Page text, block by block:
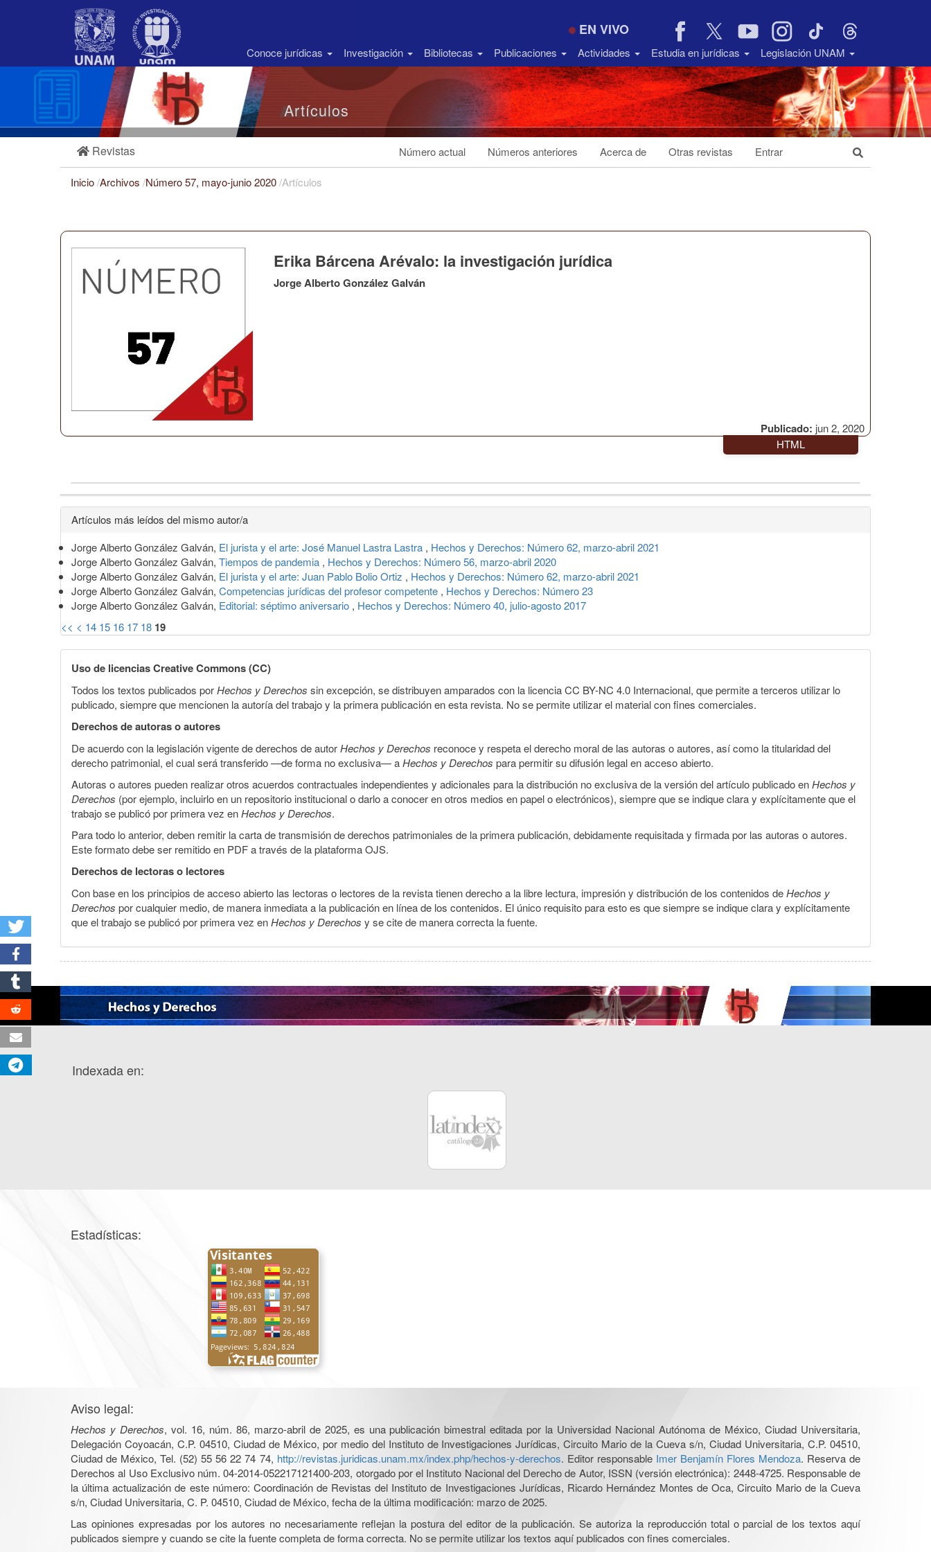
Barra
EN VIVO
Conoce jurídicas Investigación Bibliotecas Publicaciones Actividades Estudia en jurídicas Legislación UNAM
Artículos
Revistas Número actual Números anteriores Acerca de Otras revistas Entrar
Inicio/Archivos /Número 57, mayo-junio 2020/Artículos
Publicado: jun 2, 2020
Erika Bárcena Arévalo: la investigación jurídica
Jorge Alberto González Galván
HTML
Detalles
del
artículo
Artículos más leídos del mismo autor/a
Jorge Alberto González Galván, El jurista y el arte: José Manuel Lastra Lastra , Hechos y Derechos: Número 62, marzo-abril 2021
Jorge Alberto González Galván, Tiempos de pandemia , Hechos y Derechos: Número 56, marzo-abril 2020
Jorge Alberto González Galván, El jurista y el arte: Juan Pablo Bolio Ortiz , Hechos y Derechos: Número 62, marzo-abril 2021
Jorge Alberto González Galván, Competencias jurídicas del profesor competente , Hechos y Derechos: Número 23
Jorge Alberto González Galván, Editorial: séptimo aniversario , Hechos y Derechos: Número 40, julio-agosto 2017
<< < 14 15 16 17 18 19
Uso de licencias Creative Commons (CC)
Todos los textos publicados porHechos y Derechos sin excepción, se distribuyen amparados con la licencia CC BY-NC 4.0 Internacional, que permite a terceros utilizar lo
publicado, siempre que mencionen la autoría del trabajo y la primera publicación en esta revista. No se permite utilizar el material con fines comerciales.
Derechos de autoras o autores
De acuerdo con la legislación vigente de derechos de autorHechos y Derechos reconoce y respeta el derecho moral de las autoras o autores, así como la titularidad del
derecho patrimonial, el cual será transferido —de forma no exclusiva— aHechos y Derechos para permitir su difusión legal en acceso abierto.
Autoras o autores pueden realizar otros acuerdos contractuales independientes y adicionales para la distribución no exclusiva de la versión del artículo publicado enHechos y
Derechos (por ejemplo, incluirlo en un repositorio institucional o darlo a conocer en otros medios en papel o electrónicos), siempre que se indique clara y explícitamente que el
trabajo se publicó por primera vez enHechos y Derechos.
Para todo lo anterior, deben remitir la carta de transmisión de derechos patrimoniales de la primera publicación, debidamente requisitada y firmada por las autoras o autores.
Este formato debe ser remitido en PDF a través de la plataforma OJS.
Derechos de lectoras o lectores
Con base en los principios de acceso abierto las lectoras o lectores de la revista tienen derecho a la libre lectura, impresión y distribución de los contenidos deHechos y
Derechos por cualquier medio, de manera inmediata a la publicación en línea de los contenidos. El único requisito para esto es que siempre se indique clara y explícitamente
que el trabajo se publicó por primera vez enHechos y Derechos y se cite de manera correcta la fuente.
Indexada en:
Estadísticas:
Aviso legal:
Hechos y Derechos, vol. 16, núm. 86, marzo-abril de 2025, es una publicación bimestral editada por la Universidad Nacional Autónoma de México, Ciudad Universitaria,
Delegación Coyoacán, C.P. 04510, Ciudad de México, por medio del Instituto de Investigaciones Jurídicas, Circuito Mario de la Cueva s/n, Ciudad Universitaria, C.P. 04510,
Ciudad de México, Tel. (52) 55 56 22 74 74, http://revistas.juridicas.unam.mx/index.php/hechos-y-derechos. Editor responsable Imer Benjamín Flores Mendoza. Reserva de
Derechos al Uso Exclusivo núm. 04-2014-052217121400-203, otorgado por el Instituto Nacional del Derecho de Autor, ISSN (versión electrónica): 2448-4725. Responsable de
la última actualización de este número: Coordinación de Revistas del Instituto de Investigaciones Jurídicas, Ricardo Hernández Montes de Oca, Circuito Mario de la Cueva
s/n, Ciudad Universitaria, C. P. 04510, Ciudad de México, fecha de la última modificación: marzo de 2025.
Las opiniones expresadas por los autores no necesariamente reflejan la postura del editor de la publicación. Se autoriza la reproducción total o parcial de los textos aquí
publicados siempre y cuando se cite la fuente completa de forma correcta. No se permite utilizar los textos aquí publicados con fines comerciales.